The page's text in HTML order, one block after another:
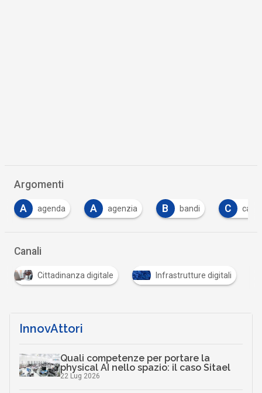
Argomenti
A agenzia B bandi C carta C CIE
Canali
Cittadinanza digitale Infrastrutture digitali
InnovAttori
Quali competenze per portare la
physical AI nello spazio: il caso Sitael
22 Lug 2026